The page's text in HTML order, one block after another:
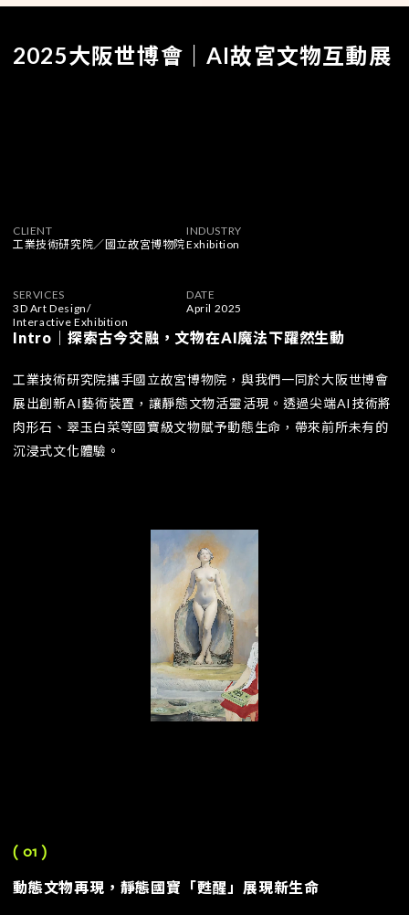
2025大阪世博會｜AI故宮文物互動展
Intro｜探索古今交融，文物在AI魔法下躍然生動
工業技術研究院攜手國立故宮博物院，與我們一同於大阪世博會
展出創新AI藝術裝置，讓靜態文物活靈活現。透過尖端AI技術將
肉形石、翠玉白菜等國寶級文物賦予動態生命，帶來前所未有的
沉浸式文化體驗。
CLIENT
工業技術研究院／國立故宮博物院
INDUSTRY
Exhibition
SERVICES
3D Art Design/
Interactive Exhibition
DATE
April 2025
( 01 )
動態文物再現，靜態國寶「甦醒」展現新生命